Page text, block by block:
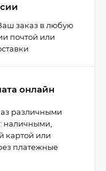
заказ в любую
почтой или
онлайн
различными
наличными,
картой или
платежные